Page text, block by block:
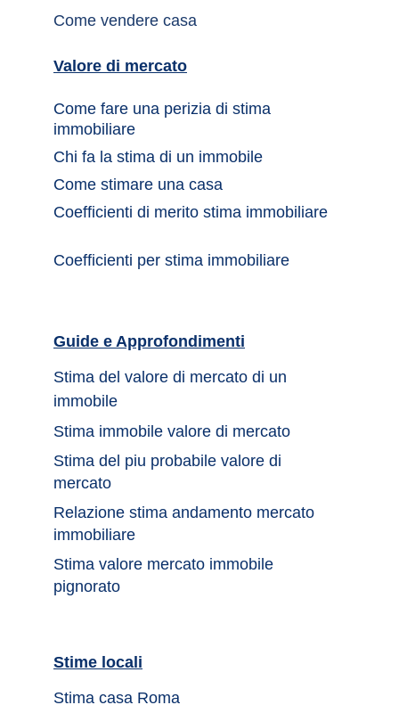
Valore di mercato
Come fare una perizia di stima
immobiliare
Coefficienti di merito stima immobiliare
Coefficienti per stima immobiliare
Stima del valore di mercato di un
Stima del piu probabile valore di
mercato
Relazione stima andamento mercato
immobiliare
Stima valore mercato immobile
pignorato
Come vendere casa